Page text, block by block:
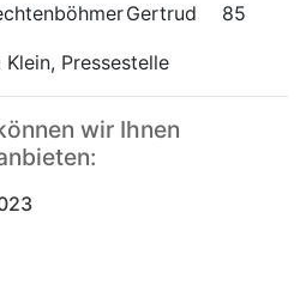
Gertrud 85
Pressestelle
wir Ihnen